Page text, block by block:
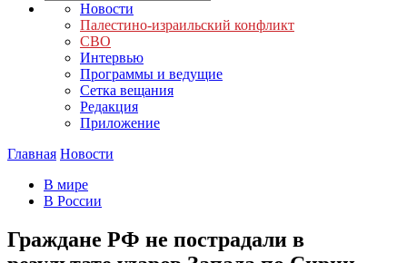
Новости
Палестино-израильский конфликт
СВО
Интервью
Программы и ведущие
Сетка вещания
Редакция
Приложение
Главная Новости
В мире
В России
Граждане РФ не пострадали в